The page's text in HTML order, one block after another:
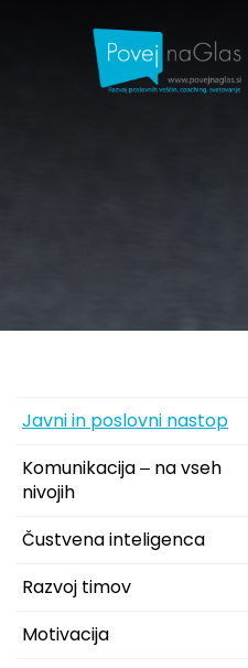
Javni in poslovni nastop
Komunikacija ‒ na vseh
nivojih
Čustvena inteligenca
Razvoj timov
Motivacija